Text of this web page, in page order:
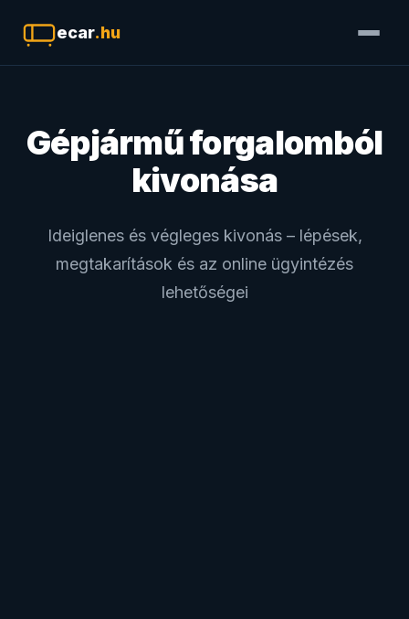
ecar.hu
Gépjármű forgalomból
kivonása
Ideiglenes és végleges kivonás – lépések,
megtakarítások és az online ügyintézés
lehetőségei